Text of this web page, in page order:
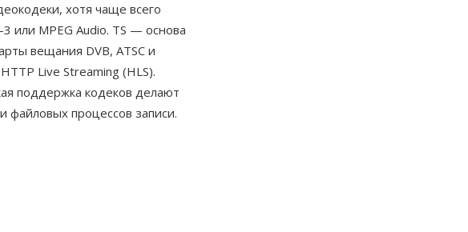
хотя чаще всего
или MPEG Audio. TS — основа
вещания DVB, ATSC и
Live Streaming (HLS).
поддержка кодеков делают
файловых процессов записи.